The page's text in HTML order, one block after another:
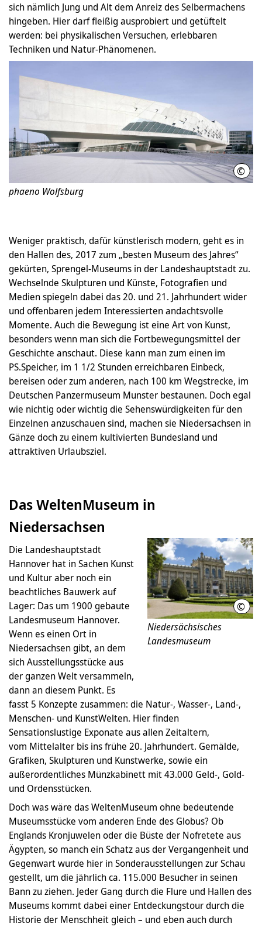
sich nämlich Jung und Alt dem Anreiz des Selbermachens
hingeben. Hier darf fleißig ausprobiert und getüftelt
werden: bei physikalischen Versuchen, erlebbaren
Techniken und Natur-Phänomenen.
©
phaeno Wolfsburg
Weniger praktisch, dafür künstlerisch modern, geht es in
den Hallen des, 2017 zum „besten Museum des Jahres“
gekürten, Sprengel-Museums in der Landeshauptstadt zu.
Wechselnde Skulpturen und Künste, Fotografien und
Medien spiegeln dabei das 20. und 21. Jahrhundert wider
und offenbaren jedem Interessierten andachtsvolle
Momente. Auch die Bewegung ist eine Art von Kunst,
besonders wenn man sich die Fortbewegungsmittel der
Geschichte anschaut. Diese kann man zum einen im
PS.Speicher, im 1 1/2 Stunden erreichbaren Einbeck,
bereisen oder zum anderen, nach 100 km Wegstrecke, im
Deutschen Panzermuseum Munster bestaunen. Doch egal
wie nichtig oder wichtig die Sehenswürdigkeiten für den
Einzelnen anzuschauen sind, machen sie Niedersachsen in
Gänze doch zu einem kultivierten Bundesland und
attraktiven Urlaubsziel.
Das WeltenMuseum in
Niedersachsen
©
Niedersächsisches
Landesmuseum
Die Landeshauptstadt
Hannover hat in Sachen Kunst
und Kultur aber noch ein
beachtliches Bauwerk auf
Lager: Das um 1900 gebaute
Landesmuseum Hannover.
Wenn es einen Ort in
Niedersachsen gibt, an dem
sich Ausstellungsstücke aus
der ganzen Welt versammeln,
dann an diesem Punkt. Es
fasst 5 Konzepte zusammen: die Natur-, Wasser-, Land-,
Menschen- und KunstWelten. Hier finden
Sensationslustige Exponate aus allen Zeitaltern,
vom Mittelalter bis ins frühe 20. Jahrhundert. Gemälde,
Grafiken, Skulpturen und Kunstwerke, sowie ein
außerordentliches Münzkabinett mit 43.000 Geld-, Gold-
und Ordensstücken.
Doch was wäre das WeltenMuseum ohne bedeutende
Museumsstücke vom anderen Ende des Globus? Ob
Englands Kronjuwelen oder die Büste der Nofretete aus
Ägypten, so manch ein Schatz aus der Vergangenheit und
Gegenwart wurde hier in Sonderausstellungen zur Schau
gestellt, um die jährlich ca. 115.000 Besucher in seinen
Bann zu ziehen. Jeder Gang durch die Flure und Hallen des
Museums kommt dabei einer Entdeckungstour durch die
Historie der Menschheit gleich – und eben auch durch